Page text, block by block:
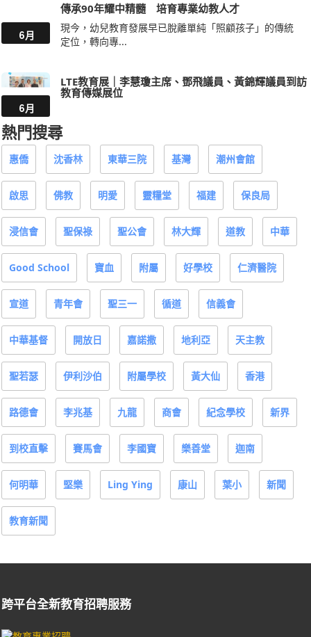
6月
傳承90年耀中精髓 培育專業幼教人才
現今，幼兒教育發展早已脫離單純「照顧孩子」的傳統
定位，轉向專...
6月
LTE教育展｜李慧瓊主席、鄧飛議員、黃錦輝議員到訪
教育傳媒展位
熱門搜尋
惠僑 沈香林 東華三院 基灣 潮州會館
啟思 佛教 明愛 靈糧堂 福建 保良局
浸信會 聖保祿 聖公會 林大輝 道教 中華
Good School 寶血 附屬 好學校 仁濟醫院
宣道 青年會 聖三一 循道 信義會
中華基督 開放日 嘉諾撒 地利亞 天主教
聖若瑟 伊利沙伯 附屬學校 黃大仙 香港
路德會 李兆基 九龍 商會 紀念學校 新界
到校直擊 賽馬會 李國寶 樂善堂 迦南
何明華 堅樂 Ling Ying 康山 葉小 新聞
教育新聞
跨平台全新教育招聘服務